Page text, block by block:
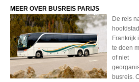
MEER OVER BUSREIS PARIJS
De reis
Frankrijk
te doen
of niet
busreis.